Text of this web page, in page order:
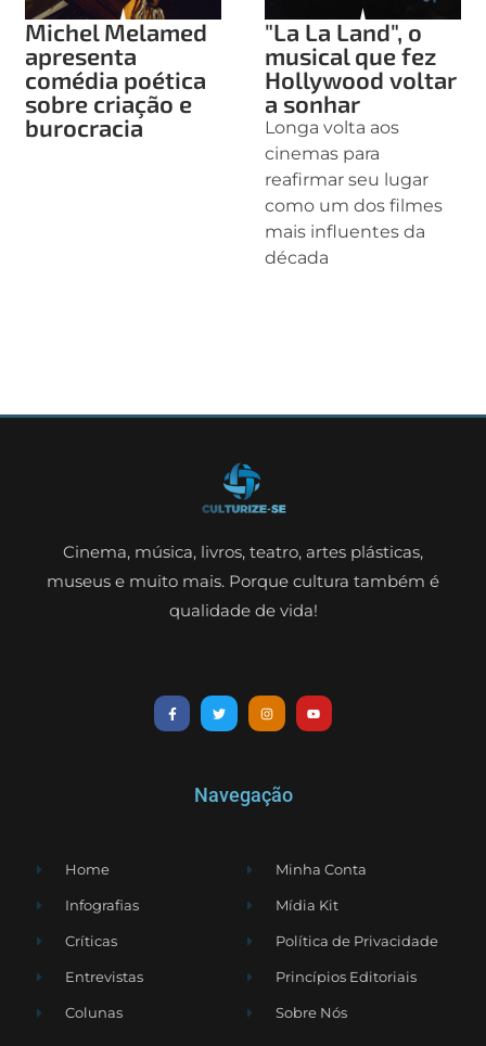
Michel Melamed
apresenta
comédia poética
sobre criação e
burocracia
"La La Land", o
musical que fez
Hollywood voltar
a sonhar
Longa volta aos
cinemas para
reafirmar seu lugar
como um dos filmes
mais influentes da
década
Cinema, música, livros, teatro, artes plásticas,
museus e muito mais. Porque cultura também é
qualidade de vida!
Navegação
Home
Infografias
Críticas
Entrevistas
Colunas
Minha Conta
Mídia Kit
Política de Privacidade
Princípios Editoriais
Sobre Nós